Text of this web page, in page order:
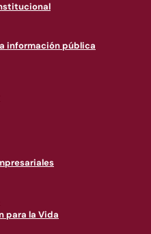
información pública
para la Vida